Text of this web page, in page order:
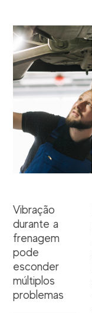
Vibração
durante a
frenagem
pode
esconder
múltiplos
problemas